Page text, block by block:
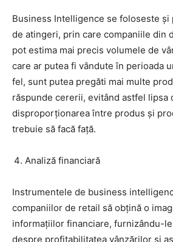
Business Intelligence se foloseste
de atingeri, prin care companiile din
pot estima mai precis volumele de
care ar putea fi vândute în perioada
fel, sunt putea pregăti mai multe
răspunde cererii, evitând astfel lipsa
disproporționarea între produs și
trebuie să facă față.
Analiză financiară
Instrumentele de business
companiilor de retail să obțină o
informațiilor financiare, furnizându-
despre profitabilitatea vânzărilor și